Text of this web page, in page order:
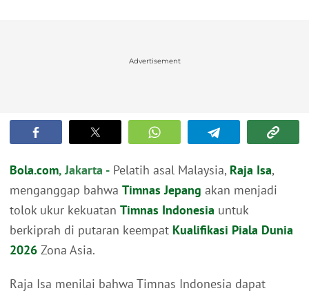
Advertisement
Bola.com, Jakarta - Pelatih asal Malaysia, Raja Isa,
menganggap bahwa Timnas Jepang akan menjadi
tolok ukur kekuatan Timnas Indonesia untuk
berkiprah di putaran keempat Kualifikasi Piala Dunia
2026 Zona Asia.
Raja Isa menilai bahwa Timnas Indonesia dapat